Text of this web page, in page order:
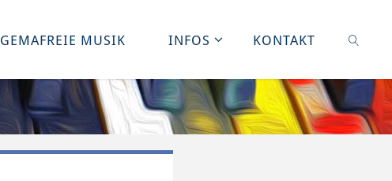
GEMAFREIE MUSIK INFOS KONTAKT